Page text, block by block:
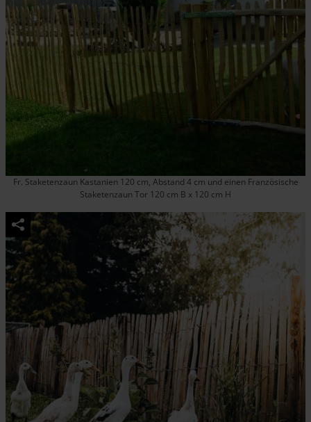
Fr. Staketenzaun Kastanien 120 cm, Abstand 4 cm und einen Französische
Staketenzaun Tor 120 cm B x 120 cm H